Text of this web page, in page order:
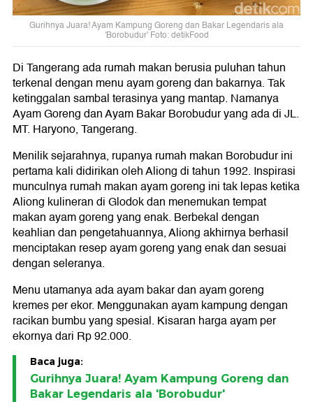
Gurihnya Juara! Ayam Kampung Goreng dan Bakar Legendaris ala
'Borobudur' Foto: detikFood
Di Tangerang ada rumah makan berusia puluhan tahun
terkenal dengan menu ayam goreng dan bakarnya. Tak
ketinggalan sambal terasinya yang mantap. Namanya
Ayam Goreng dan Ayam Bakar Borobudur yang ada di JL.
MT. Haryono, Tangerang.
Menilik sejarahnya, rupanya rumah makan Borobudur ini
pertama kali didirikan oleh Aliong di tahun 1992. Inspirasi
munculnya rumah makan ayam goreng ini tak lepas ketika
Aliong kulineran di Glodok dan menemukan tempat
makan ayam goreng yang enak. Berbekal dengan
keahlian dan pengetahuannya, Aliong akhirnya berhasil
menciptakan resep ayam goreng yang enak dan sesuai
dengan seleranya.
Menu utamanya ada ayam bakar dan ayam goreng
kremes per ekor. Menggunakan ayam kampung dengan
racikan bumbu yang spesial. Kisaran harga ayam per
ekornya dari Rp 92.000.
Baca juga:
Gurihnya Juara! Ayam Kampung Goreng dan
Bakar Legendaris ala 'Borobudur'